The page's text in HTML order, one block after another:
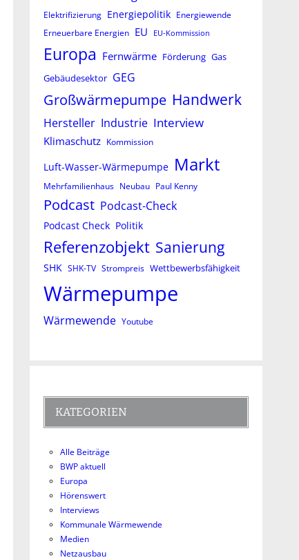
Elektrifizierung Energiepolitik Energiewende
Erneuerbare Energien EU EU-Kommission
Europa Fernwärme Förderung Gas
Gebäudesektor GEG
Großwärmepumpe Handwerk
Hersteller Industrie Interview
Klimaschutz Kommission
Luft-Wasser-Wärmepumpe Markt
Mehrfamilienhaus Neubau Paul Kenny
Podcast Podcast-Check
Podcast Check Politik
Referenzobjekt Sanierung
SHK SHK-TV Strompreis Wettbewerbsfähigkeit
Wärmepumpe
Wärmewende Youtube
KATEGORIEN
Alle Beiträge
BWP aktuell
Europa
Hörenswert
Interviews
Kommunale Wärmewende
Medien
Netzausbau